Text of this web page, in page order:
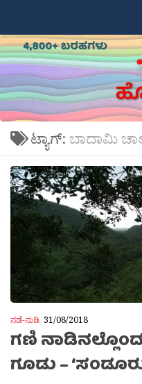
ಟ್ಯಾಗ್: ಬಾದಾಮಿ
ನಡೆ-ನುಡಿ 31/08/2018
ಗಣಿ
ಗೂಡು –